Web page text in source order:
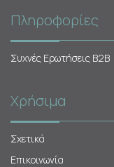
Πληροφορίες
Συχνές Ερωτήσεις Β2Β
Χρήσιμα
Σχετικά
Επικοινωνία